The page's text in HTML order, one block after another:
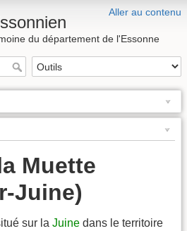
Aller au contenu
du département de l'Essonne
Muette
Juine)
sur la Juine dans le territoire